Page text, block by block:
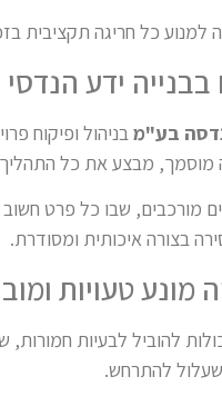
למנוע כל חריגה תקציבית
בבנייה ידע הנדסי
בע"מבניהול ופיקוח
מוסמך, מבצע את כל
מורכבים, שבו כל פרט
בצורה איכותית ומסודרת.
מונע טעויות
להוביל לבעיות
שעלול להתרחש.